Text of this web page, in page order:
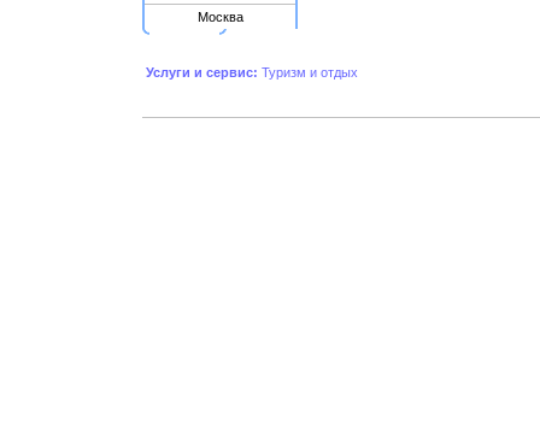
Москва
Услуги и сервис: Туризм и отдых